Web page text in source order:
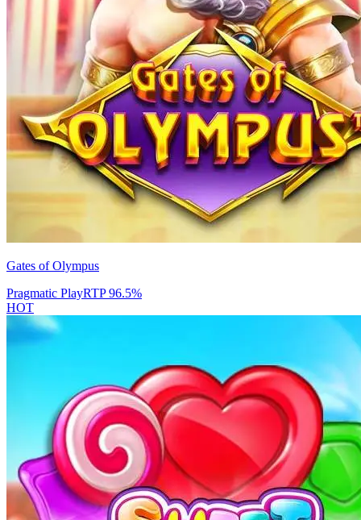
Gates of Olympus
Pragmatic PlayRTP96.5%
HOT